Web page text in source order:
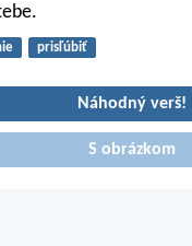
prisľúbiť
Náhodný verš!
S obrázkom